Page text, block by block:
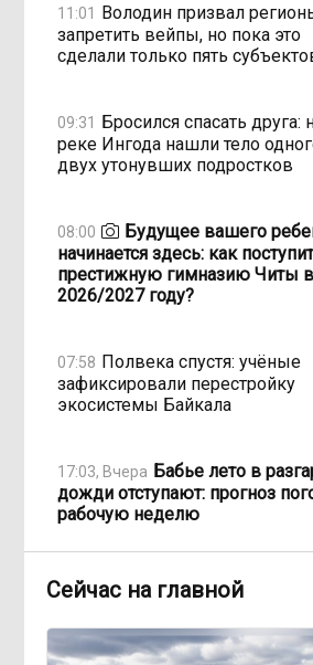
11:01 Володин призвал
запретить вейпы, но пока это
сделали только пять
09:31 Бросился спасать друга:
реке Ингода нашли тело
двух утонувших подростков
08:00
Будущее вашего
начинается здесь: как
престижную гимназию Читы в
2026/2027 году?
07:58 Полвека спустя: учёные
зафиксировали перестройку
экосистемы Байкала
17:03, Вчера Бабье лето в
дожди отступают: прогноз
рабочую неделю
15:01, Вчера
Собрать ребёнка в
школу за 3 500 рублей:
родители переходят на ресейл
Сейчас на главной